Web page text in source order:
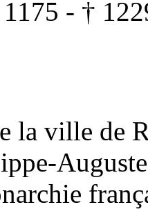
- †
la ville de